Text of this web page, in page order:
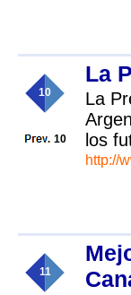
10
10
La
La
los
http://
11